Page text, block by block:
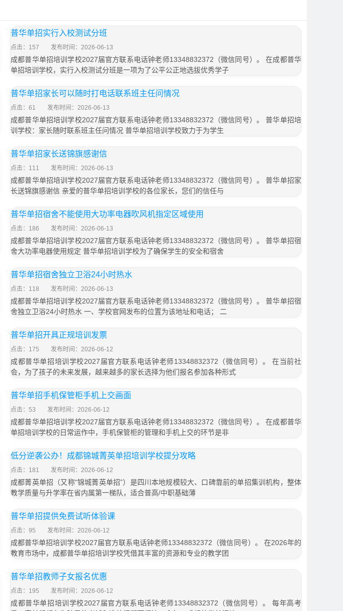
普华单招实行入校测试分班
点击：157 发布时间：2026-06-13
成都普华单招培训学校2027届官方联系电话钟老师13348832372（微信同号）。 在成都普华
单招培训学校，实行入校测试分班是一项为了公平公正地选拔优秀学子
普华单招家长可以随时打电话联系班主任问情况
点击：61 发布时间：2026-06-13
成都普华单招培训学校2027届官方联系电话钟老师13348832372（微信同号）。 普华单招培
训学校：家长随时联系班主任问情况 普华单招培训学校致力于为学生
普华单招家长送锦旗感谢信
点击：111 发布时间：2026-06-13
成都普华单招培训学校2027届官方联系电话钟老师13348832372（微信同号）。 普华单招家
长送锦旗感谢信 亲爱的普华单招培训学校的各位家长，您们的信任与
普华单招宿舍不能使用大功率电器吹风机指定区域使用
点击：186 发布时间：2026-06-13
成都普华单招培训学校2027届官方联系电话钟老师13348832372（微信同号）。 普华单招宿
舍大功率电器使用规定 普华单招培训学校为了确保学生的安全和宿舍
普华单招宿舍独立卫浴24小时热水
点击：118 发布时间：2026-06-13
成都普华单招培训学校2027届官方联系电话钟老师13348832372（微信同号）。 普华单招宿
舍独立卫浴24小时热水 一、学校官网发布的位置为该地址和电话； 二
普华单招开具正规培训发票
点击：175 发布时间：2026-06-12
成都普华单招培训学校2027届官方联系电话钟老师13348832372（微信同号）。 在当前社
会，为了孩子的未来发展，越来越多的家长选择为他们报名参加各种形式
普华单招手机保管柜手机上交画面
点击：53 发布时间：2026-06-12
成都普华单招培训学校2027届官方联系电话钟老师13348832372（微信同号）。 在成都普华
单招培训学校的日常运作中，手机保管柜的管理和手机上交的环节是非
低分逆袭公办！成都锦城菁英单招培训学校提分攻略
点击：181 发布时间：2026-06-12
成都菁英单招（又称“锦城菁英单招”）是四川本地规模较大、口碑靠前的单招集训机构，整体
教学质量与升学率在省内属第一梯队，适合普高/中职基础薄
普华单招提供免费试听体验课
点击：95 发布时间：2026-06-12
成都普华单招培训学校2027届官方联系电话钟老师13348832372（微信同号）。 在2026年的
教育市场中，成都普华单招培训学校凭借其丰富的资源和专业的教学团
普华单招教师子女报名优惠
点击：195 发布时间：2026-06-12
成都普华单招培训学校2027届官方联系电话钟老师13348832372（微信同号）。 每年高考